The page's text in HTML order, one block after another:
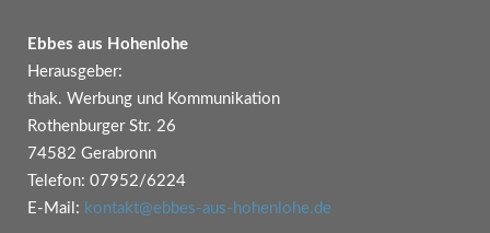
Ebbes aus Hohenlohe
Herausgeber:
thak. Werbung und Kommunikation
Rothenburger Str. 26
74582 Gerabronn
Telefon: 07952/6224
E-Mail: kontakt@ebbes-aus-hohenlohe.de